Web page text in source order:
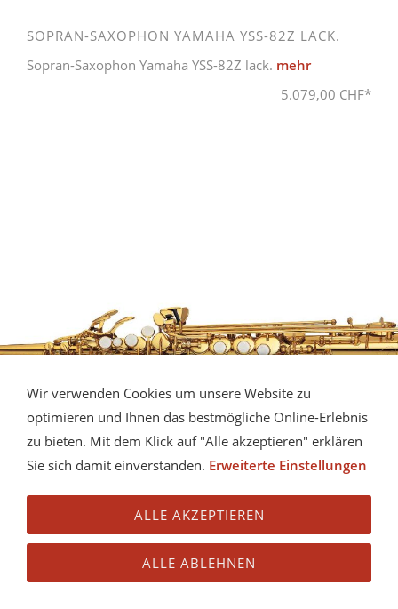
SOPRAN-SAXOPHON YAMAHA YSS-82Z LACK.
Sopran-Saxophon Yamaha YSS-82Z lack. mehr
5.079,00 CHF*
SOPRAN-SAXOPHON YAMAHA YSS-475 LACK.
Wir verwenden Cookies um unsere Website zu
optimieren und Ihnen das bestmögliche Online-Erlebnis
zu bieten. Mit dem Klick auf "Alle akzeptieren" erklären
Sie sich damit einverstanden. Erweiterte Einstellungen
ALLE AKZEPTIEREN
ALLE ABLEHNEN